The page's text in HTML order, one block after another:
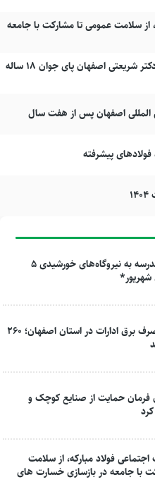
از سلامت عمومی تا مشارکت با جامعه
توانمندی متخصص جراحی بیمارستان دکتر شریعتی اصفهان پای جوان ۱۸ ساله
المللی اصفهان پس از هفت سال
فولادهای پیشرفته
تجهیز ۱۲ هزار مدرسه به نیروگاه‌های خورشیدی ۵
شهریور*
، پایش جدی مصرف برق ادارات در استان اصفهان؛ ۲۶۰
فرمان حمایت از صنایع کوچک و
فولاد مبارکه، از سلامت
با جامعه در بازسازی خسارت های